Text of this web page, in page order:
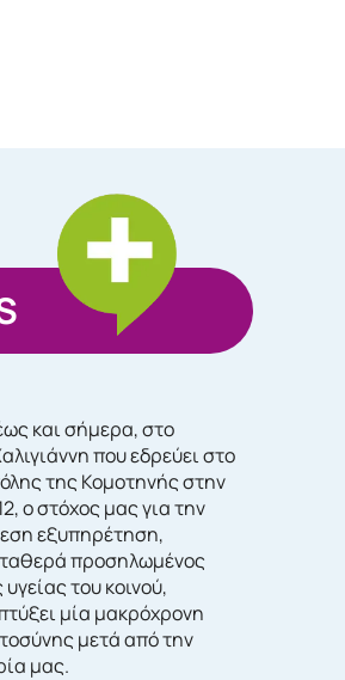
και σήμερα, στο
που εδρεύει στο
της Κομοτηνής στην
ο στόχος μας για την
εξυπηρέτηση,
προσηλωμένος
του κοινού,
μία μακρόχρονη
μετά από την
μας.